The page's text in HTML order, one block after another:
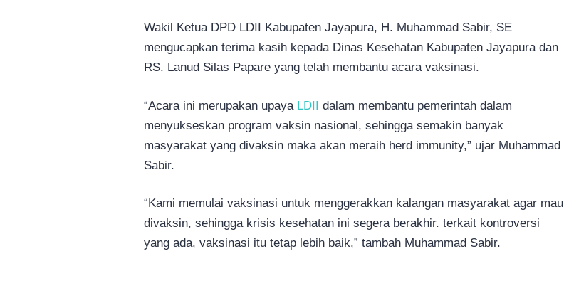
Wakil Ketua DPD LDII Kabupaten Jayapura, H. Muhammad Sabir, SE
mengucapkan terima kasih kepada Dinas Kesehatan Kabupaten Jayapura dan
RS. Lanud Silas Papare yang telah membantu acara vaksinasi.
“Acara ini merupakan upaya LDII dalam membantu pemerintah dalam
menyukseskan program vaksin nasional, sehingga semakin banyak
masyarakat yang divaksin maka akan meraih herd immunity,” ujar Muhammad
Sabir.
“Kami memulai vaksinasi untuk menggerakkan kalangan masyarakat agar mau
divaksin, sehingga krisis kesehatan ini segera berakhir. terkait kontroversi
yang ada, vaksinasi itu tetap lebih baik,” tambah Muhammad Sabir.